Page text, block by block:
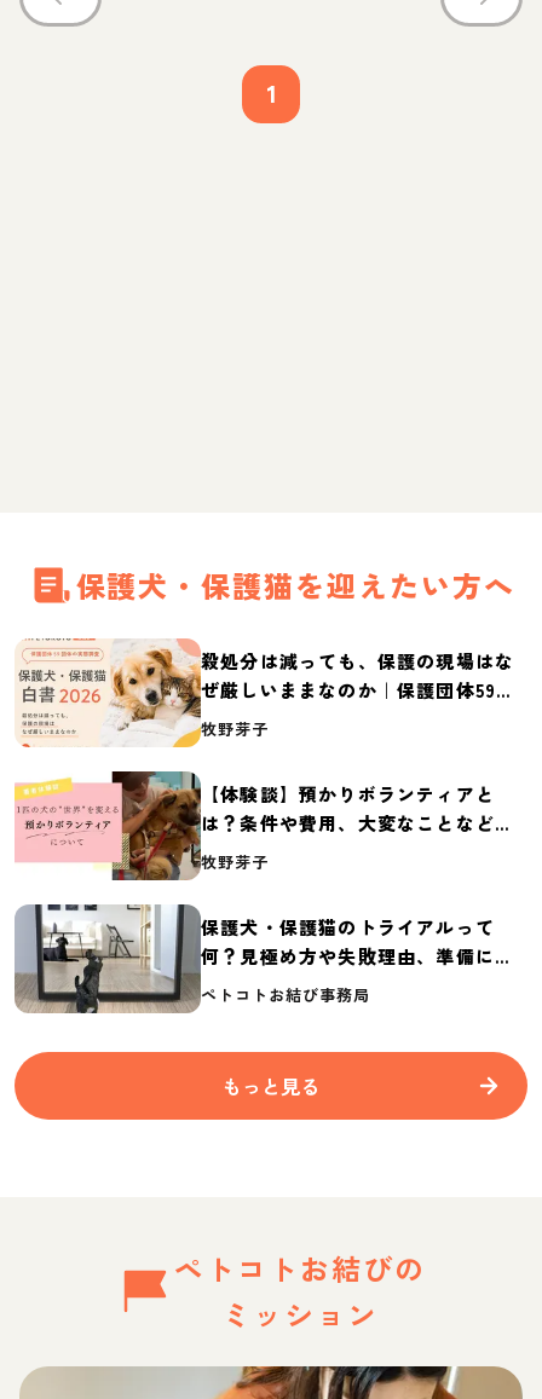
1
保護犬・保護猫を迎えたい方へ
殺処分は減っても、保護の現場はな
ぜ厳しいままなのか｜保護団体59団
体の実態調査【保護犬・保護猫白書
牧野芽子
【体験談】預かりボランティアと
は？条件や費用、大変なことなど紹
介
牧野芽子
保護犬・保護猫のトライアルって
何？見極め方や失敗理由、準備に必
要なものを紹介
ペトコトお結び事務局
もっと見る
ペトコトお結びの
ミッション